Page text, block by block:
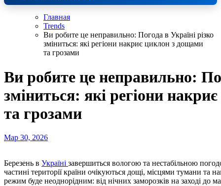
Главная
Trends
Ви робите це неправильно: Погода в Україні різко
зміниться: які регіони накриє циклон з дощами
та грозами
Ви робите це неправильно:
зміниться: які регіони
та грозами
Мар 30, 2026
Березень в Україні завершиться вологою та нестабільною
частині території країни очікуються дощі, місцями тумани та
режим буде неоднорідним: від нічних заморозків на заході до